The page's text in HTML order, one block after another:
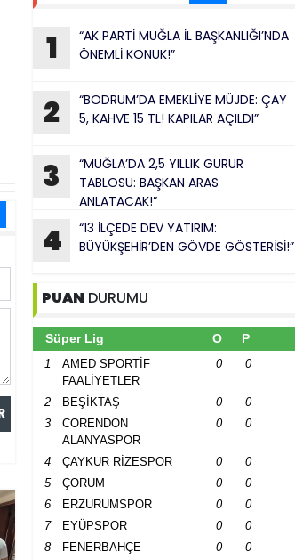
1
“AK PARTİ MUĞLA İL BAŞKANLIĞI’NDA
ÖNEMLİ KONUK!”
2
“BODRUM’DA EMEKLİYE MÜJDE: ÇAY
5, KAHVE 15 TL! KAPILAR AÇILDI”
3
“MUĞLA’DA 2,5 YILLIK GURUR
TABLOSU: BAŞKAN ARAS
ANLATACAK!”
4
“13 İLÇEDE DEV YATIRIM:
BÜYÜKŞEHİR’DEN GÖVDE GÖSTERİSİ!”
PUAN DURUMU
Süper Lig O P
1
AMED SPORTİF
FAALİYETLER
0 0
2 BEŞİKTAŞ 0
0
3
CORENDON
ALANYASPOR
0 0
4 ÇAYKUR RİZESPOR 0
0
5
ÇORUM 0
0
6
ERZURUMSPOR 0
0
7
EYÜPSPOR 0
0
8
FENERBAHÇE 0
0